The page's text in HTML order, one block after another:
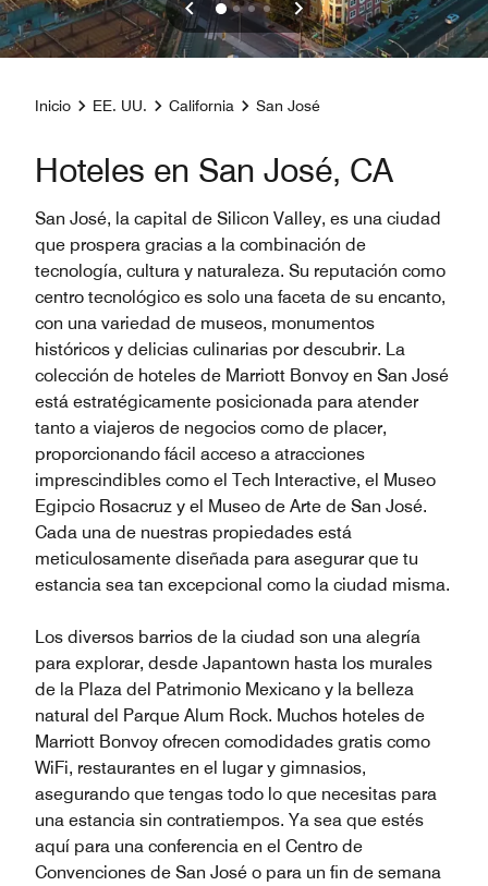
Inicio EE. UU. California San José
Hoteles en San José, CA
San José, la capital de Silicon Valley, es una ciudad
que prospera gracias a la combinación de
tecnología, cultura y naturaleza. Su reputación como
centro tecnológico es solo una faceta de su encanto,
con una variedad de museos, monumentos
históricos y delicias culinarias por descubrir. La
colección de hoteles de Marriott Bonvoy en San José
está estratégicamente posicionada para atender
tanto a viajeros de negocios como de placer,
proporcionando fácil acceso a atracciones
imprescindibles como el Tech Interactive, el Museo
Egipcio Rosacruz y el Museo de Arte de San José.
Cada una de nuestras propiedades está
meticulosamente diseñada para asegurar que tu
estancia sea tan excepcional como la ciudad misma.
Los diversos barrios de la ciudad son una alegría
para explorar, desde Japantown hasta los murales
de la Plaza del Patrimonio Mexicano y la belleza
natural del Parque Alum Rock. Muchos hoteles de
Marriott Bonvoy ofrecen comodidades gratis como
WiFi, restaurantes en el lugar y gimnasios,
asegurando que tengas todo lo que necesitas para
una estancia sin contratiempos. Ya sea que estés
aquí para una conferencia en el Centro de
Convenciones de San José o para un fin de semana